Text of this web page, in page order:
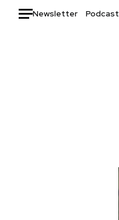
Newsletter Podcast